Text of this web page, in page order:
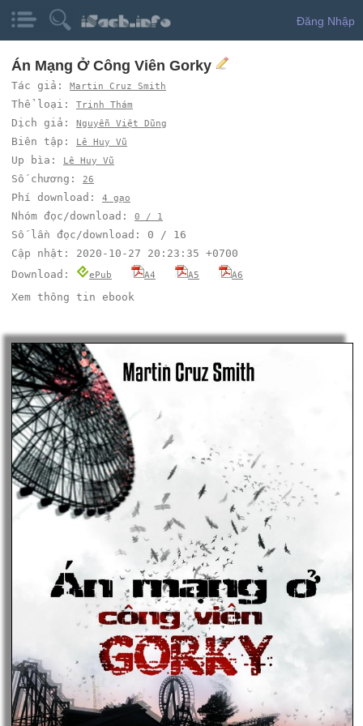
Đăng Nhập
Án Mạng Ở Công Viên Gorky
Tác giả: Martin Cruz Smith
Thể loại: Trinh Thám
Dịch giả: Nguyễn Việt Dũng
Biên tập: Lê Huy Vũ
Up bìa: Lê Huy Vũ
Số chương: 26
Phí download: 4 gạo
Nhóm đọc/download: 0 / 1
Số lần đọc/download: 0 / 16
Cập nhật: 2020-10-27 20:23:35 +0700
Download:
ePub A4 A5 A6
Xem thông tin ebook